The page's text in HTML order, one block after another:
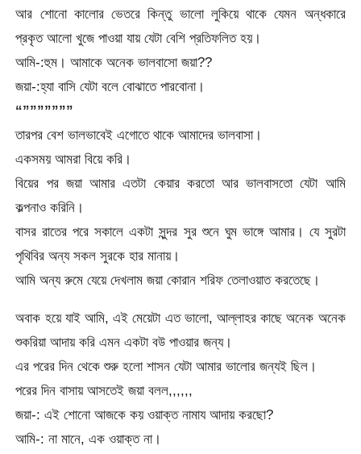
আর শোনো কালোর ভেতরে কিন্তু ভালো লুকিয়ে থাকে যেমন অন্ধকারে
প্রকৃত আলো খুজে পাওয়া যায় যেটা বেশি প্রতিফলিত হয়।
আমি-:হুম। আমাকে অনেক ভালবাসো জয়া??
জয়া-:হ্যা বাসি যেটা বলে বোঝাতে পারবোনা।
“”””””””
তারপর বেশ ভালভাবেই এগোতে থাকে আমাদের ভালবাসা।
একসময় আমরা বিয়ে করি।
বিয়ের পর জয়া আমার এতটা কেয়ার করতো আর ভালবাসতো যেটা আমি
কল্পনাও করিনি।
বাসর রাতের পরে সকালে একটা সুন্দর সুর শুনে ঘুম ভাঙ্গে আমার। যে সুরটা
পৃথিবির অন্য সকল সুরকে হার মানায়।
আমি অন্য রুমে যেয়ে দেখলাম জয়া কোরান শরিফ তেলাওয়াত করতেছে।
অবাক হয়ে যাই আমি, এই মেয়েটা এত ভালো, আল্লাহর কাছে অনেক অনেক
শুকরিয়া আদায় করি এমন একটা বউ পাওয়ার জন্য।
এর পরের দিন থেকে শুরু হলো শাসন যেটা আমার ভালোর জন্যই ছিল।
পরের দিন বাসায় আসতেই জয়া বলল,,,,,,
জয়া-: এই শোনো আজকে কয় ওয়াক্ত নামায আদায় করছো?
আমি-: না মানে, এক ওয়াক্ত না।